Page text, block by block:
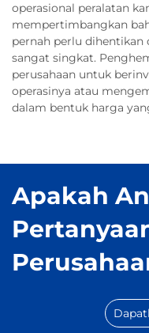
operasional peralatan
mempertimbangkan
pernah perlu
sangat singkat.
perusahaan untuk
operasinya atau
dalam bentuk harga
Apakah